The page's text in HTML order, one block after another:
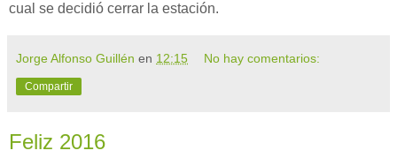
cual se decidió cerrar la estación.
Jorge Alfonso Guillén en 12:15 No hay comentarios:
Compartir
Feliz 2016